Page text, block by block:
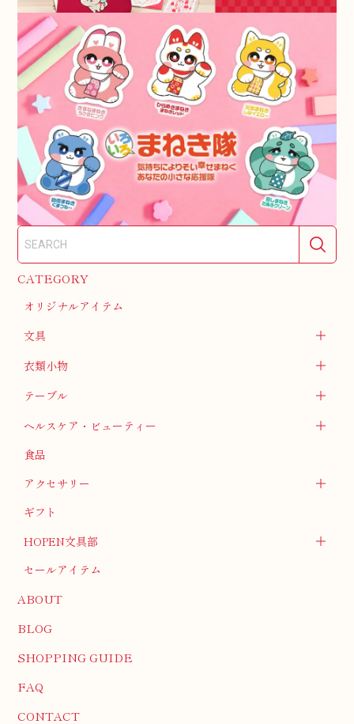
CATEGORY
オリジナルアイテム
文具
衣類小物
テーブル
ヘルスケア・ビューティー
食品
アクセサリー
ギフト
HOPEN文具部
セールアイテム
ABOUT
BLOG
SHOPPING GUIDE
FAQ
CONTACT